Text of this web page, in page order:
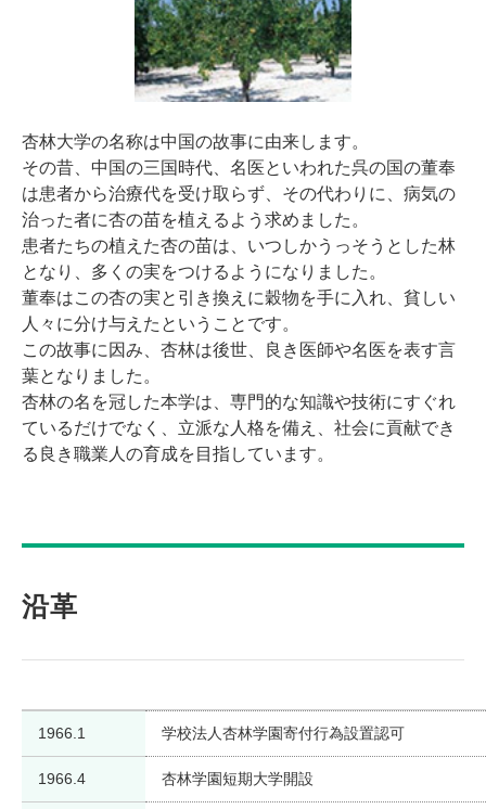
杏林大学の名称は中国の故事に由来します。
その昔、中国の三国時代、名医といわれた呉の国の董奉
は患者から治療代を受け取らず、その代わりに、病気の
治った者に杏の苗を植えるよう求めました。
患者たちの植えた杏の苗は、いつしかうっそうとした林
となり、多くの実をつけるようになりました。
董奉はこの杏の実と引き換えに穀物を手に入れ、貧しい
人々に分け与えたということです。
この故事に因み、杏林は後世、良き医師や名医を表す言
葉となりました。
杏林の名を冠した本学は、専門的な知識や技術にすぐれ
ているだけでなく、立派な人格を備え、社会に貢献でき
る良き職業人の育成を目指しています。
沿革
1966.1 学校法人杏林学園寄付行為設置認可
1966.4 杏林学園短期大学開設